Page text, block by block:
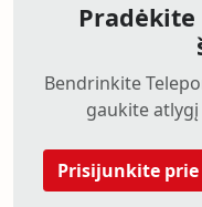
Bendrinkite
gaukite
Prisijunkite